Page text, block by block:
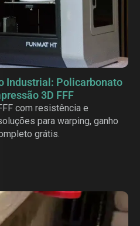
Industrial: Policarbonato
3D FFF
com resistência e
para warping, ganho
grátis.